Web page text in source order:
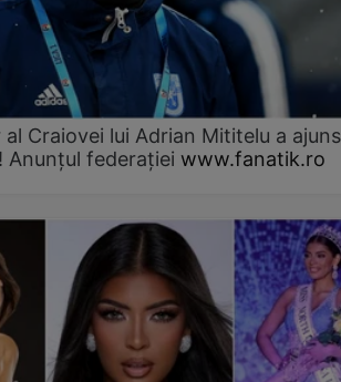
Craiovei lui Adrian Mititelu a
Anunțul federației www.fanatik.ro